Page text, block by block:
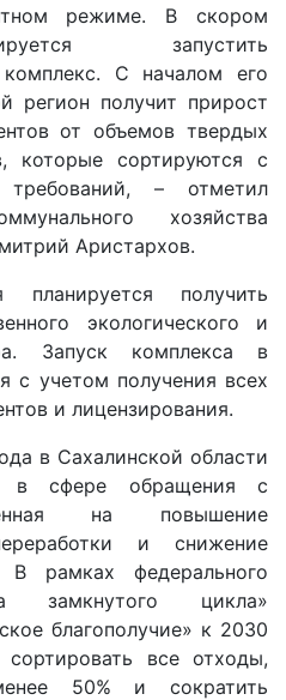
режиме. В скором
запустить
С началом его
регион получит прирост
от объемов твердых
которые сортируются с
– отметил
хозяйства
Аристархов.
получить
экологического и
Запуск комплекса в
с учетом получения всех
и лицензирования.
в Сахалинской области
в сфере обращения с
на повышение
и снижение
В рамках федерального
замкнутого цикла»
благополучие» к 2030
все отходы,
50% и сократить